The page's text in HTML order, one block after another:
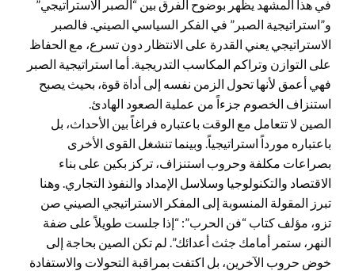
في هذا المشهد يظهر بوضوح الفرق بين “الصبر الاستراتيجي”
و”استراتيجية الصبر” في الفكر السياسي الصيني. فالصبر
الاستراتيجي يعني القدرة على الانتظار دون تسرع، مع الحفاظ
على التوازن وتراكم المكاسب التدريجية. أما استراتيجية الصبر
فهي أعمق لأنها تحول الزمن نفسه إلى أداة قوة، بحيث يصبح
استنزاف الخصوم جزءاً من عملية الصعود الهادئ.
الصين لا تتعامل مع الوقت باعتباره فراغاً بين الأحداث، بل
باعتباره مورداً استراتيجياً. وبينما تنشغل القوى الأخرى
بصراعات مكلفة وحروب استنزاف، تركز بكين على بناء
الاقتصاد والتكنولوجيا وسلاسل الإمداد والنفوذ التجاري. وهنا
تبرز المقولة المنسوبة إلى المفكر الاستراتيجي الصيني صن
تزو، مؤلف كتاب “فن الحرب”: “إذا جلست طويلاً على ضفة
النهر، ستمر أمامك جثث أعدائك”. لم تكن الصين بحاجة إلى
خوض حروب الآخرين، بل اكتفت بمراقبة التحولات والاستفادة